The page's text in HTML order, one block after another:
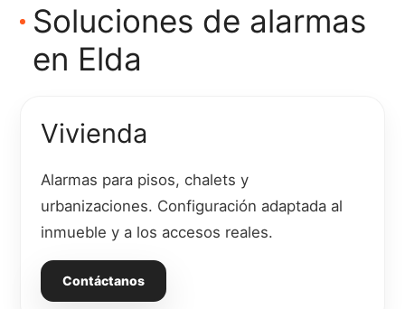
Soluciones de alarmas
en Elda
Vivienda
Alarmas para pisos, chalets y
urbanizaciones. Configuración adaptada al
inmueble y a los accesos reales.
Contáctanos